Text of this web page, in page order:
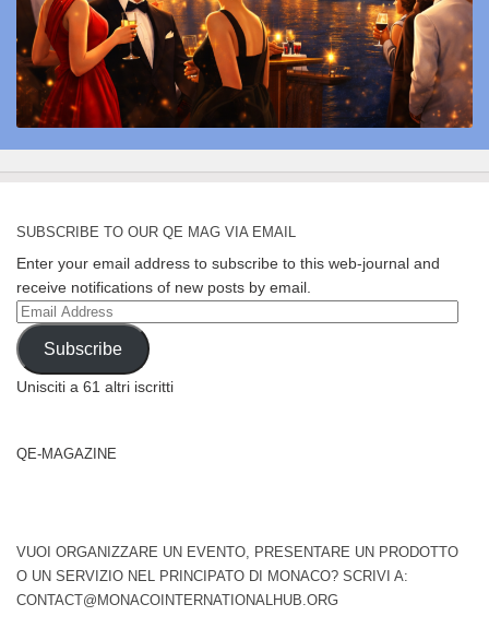
SUBSCRIBE TO OUR QE MAG VIA EMAIL
Enter your email address to subscribe to this web-journal and
receive notifications of new posts by email.
Email
Address
Subscribe
Unisciti a 61 altri iscritti
QE-MAGAZINE
VUOI ORGANIZZARE UN EVENTO, PRESENTARE UN PRODOTTO
O UN SERVIZIO NEL PRINCIPATO DI MONACO? SCRIVI A:
CONTACT@MONACOINTERNATIONALHUB.ORG